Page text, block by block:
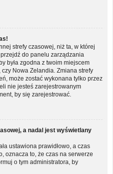
strefy czasowej, niż ta, w której
do panelu zarządzania
była zgodna z twoim miejscem
Nowa Zelandia. Zmiana strefy
może zostać wykonana tylko przez
nie jesteś zarejestrowanym
by się zarejestrować.
a nadal jest wyświetlany
ustawiona prawidłowo, a czas
oznacza to, że czas na serwerze
o tym administratora, by